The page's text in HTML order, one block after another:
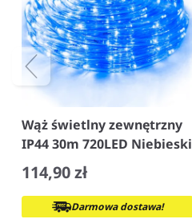
Wąż świetlny zewnętrzny
IP44 30m 720LED Niebieski
114,90 zł
Darmowa dostawa!